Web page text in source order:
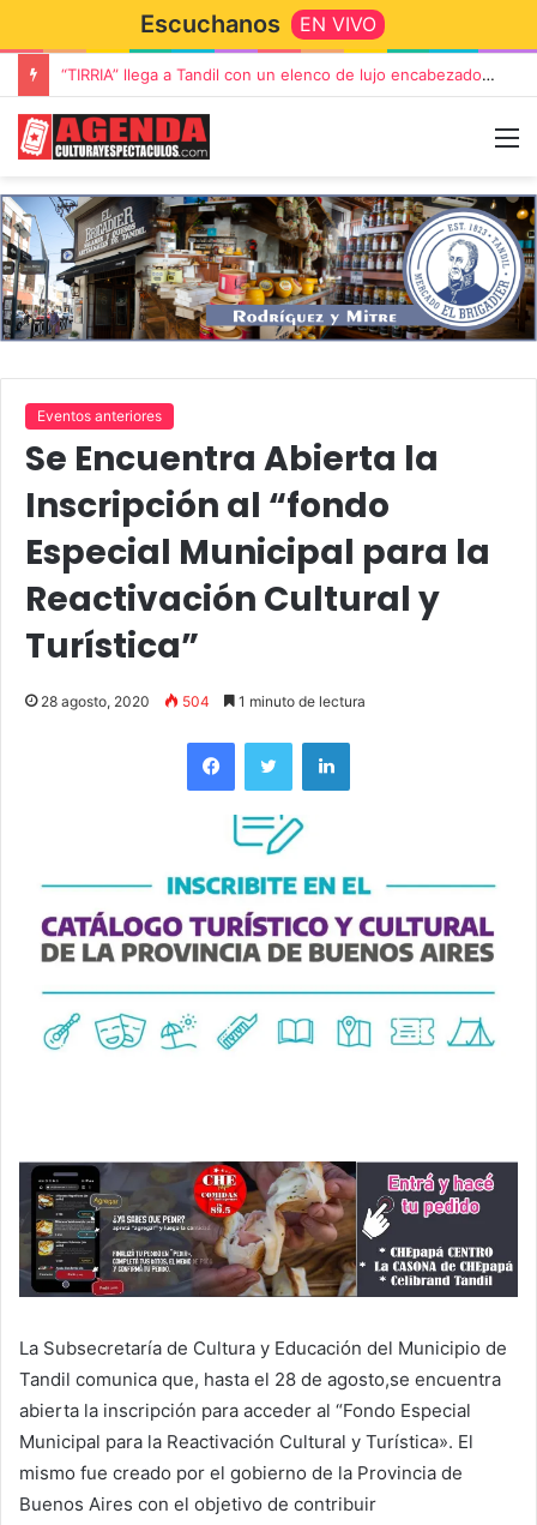
Escuchanos EN VIVO
“TIRRIA” llega a Tandil con un elenco de lujo encabezado por Capusotto, Spregelburd y Stefani
Eventos anteriores
Se Encuentra Abierta la
Inscripción al “fondo
Especial Municipal para la
Reactivación Cultural y
Turística”
28 agosto, 2020 504 1 minuto de lectura
La Subsecretaría de Cultura y Educación del Municipio de
Tandil comunica que, hasta el 28 de agosto,se encuentra
abierta la inscripción para acceder al “Fondo Especial
Municipal para la Reactivación Cultural y Turística». El
mismo fue creado por el gobierno de la Provincia de
Buenos Aires con el objetivo de contribuir